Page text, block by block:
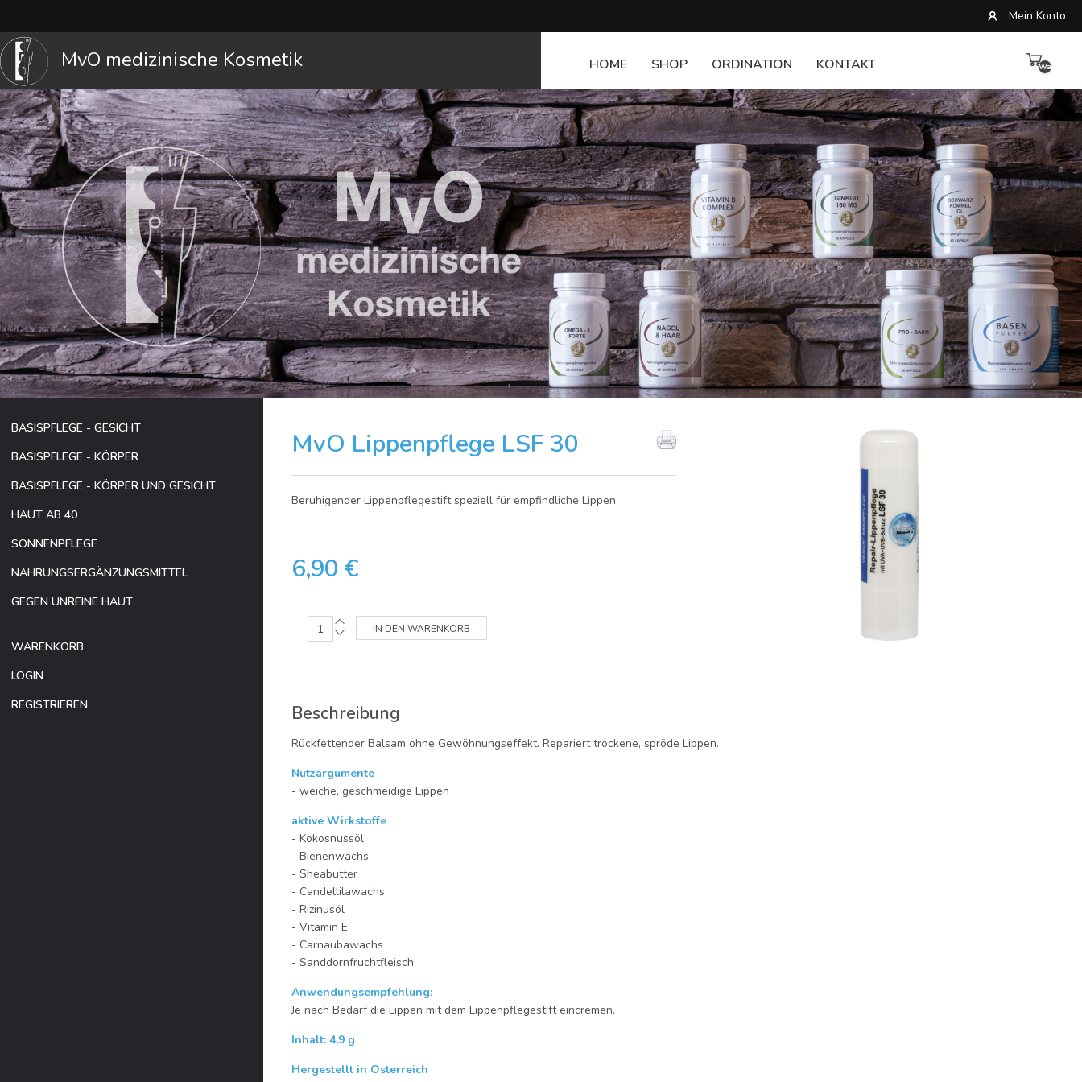
Mein Konto
MvO medizinische Kosmetik HOME SHOP ORDINATION KONTAKT
BASISPFLEGE - GESICHT
BASISPFLEGE - KÖRPER
BASISPFLEGE - KÖRPER UND GESICHT
HAUT AB 40
SONNENPFLEGE
NAHRUNGSERGÄNZUNGSMITTEL
GEGEN UNREINE HAUT
WARENKORB
LOGIN
REGISTRIEREN
MvO Lippenpflege LSF 30
Beruhigender Lippenpflegestift speziell für empfindliche Lippen
6,90 €
Beschreibung
Rückfettender Balsam ohne Gewöhnungseffekt. Repariert trockene, spröde Lippen.
Nutzargumente
- weiche, geschmeidige Lippen
aktive Wirkstoffe
- Kokosnussöl
- Bienenwachs
- Sheabutter
- Candellilawachs
- Rizinusöl
- Vitamin E
- Carnaubawachs
- Sanddornfruchtfleisch
Anwendungsempfehlung:
Je nach Bedarf die Lippen mit dem Lippenpflegestift eincremen.
Inhalt: 4,9 g
Hergestellt in Österreich